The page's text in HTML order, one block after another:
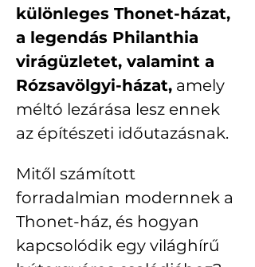
különleges Thonet-házat,
a legendás Philanthia
virágüzletet, valamint a
Rózsavölgyi-házat, amely
méltó lezárása lesz ennek
az építészeti időutazásnak.
Mitől számított
forradalmian modernnek a
Thonet-ház, és hogyan
kapcsolódik egy világhírű